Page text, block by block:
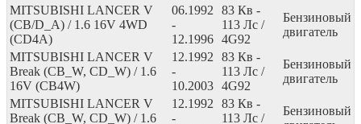
MITSUBISHI LANCER V
(CB/D_A) / 1.6 16V 4WD
(CD4A)
06.1992
-
12.1996
83 Кв -
113 Лс /
4G92
Бензиновый
двигатель
MITSUBISHI LANCER V
Break (CB_W, CD_W) / 1.6
16V (CB4W)
12.1992
-
10.2003
83 Кв -
113 Лс /
4G92
Бензиновый
двигатель
MITSUBISHI LANCER V
Break (CB_W, CD_W) / 1.6
12.1992
-
83 Кв -
113 Лс /
Бензиновый